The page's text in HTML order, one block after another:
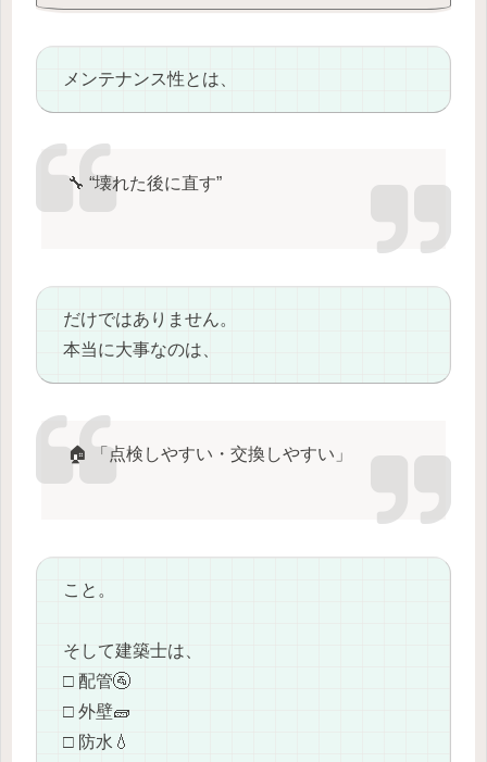
メンテナンス性とは、
🔧 “壊れた後に直す”
だけではありません。
本当に大事なのは、
🏠 「点検しやすい・交換しやすい」
こと。
そして建築士は、
□ 配管🚰
□ 外壁🧱
□ 防水💧